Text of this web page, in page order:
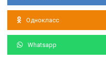
Однокласс
Whatsapp